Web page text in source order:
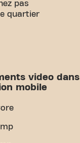
pas
quartier
où
est plus
video dans
mobile